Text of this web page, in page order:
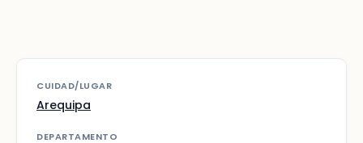
CUIDAD/LUGAR
Arequipa
DEPARTAMENTO